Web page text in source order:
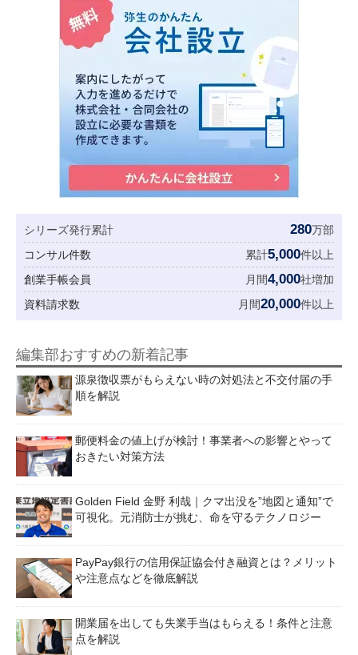
シリーズ発行累計 280万部
コンサル件数
累計5,000件以上
創業手帳会員
月間4,000社増加
資料請求数
月間20,000件以上
編集部おすすめの新着記事
源泉徴収票がもらえない時の対処法と不交付届の手
順を解説
郵便料金の値上げが検討！事業者への影響とやって
おきたい対策方法
Golden Field 金野 利哉｜クマ出没を”地図と通知”で
可視化。元消防士が挑む、命を守るテクノロジー
PayPay銀行の信用保証協会付き融資とは？メリット
や注意点などを徹底解説
開業届を出しても失業手当はもらえる！条件と注意
点を解説